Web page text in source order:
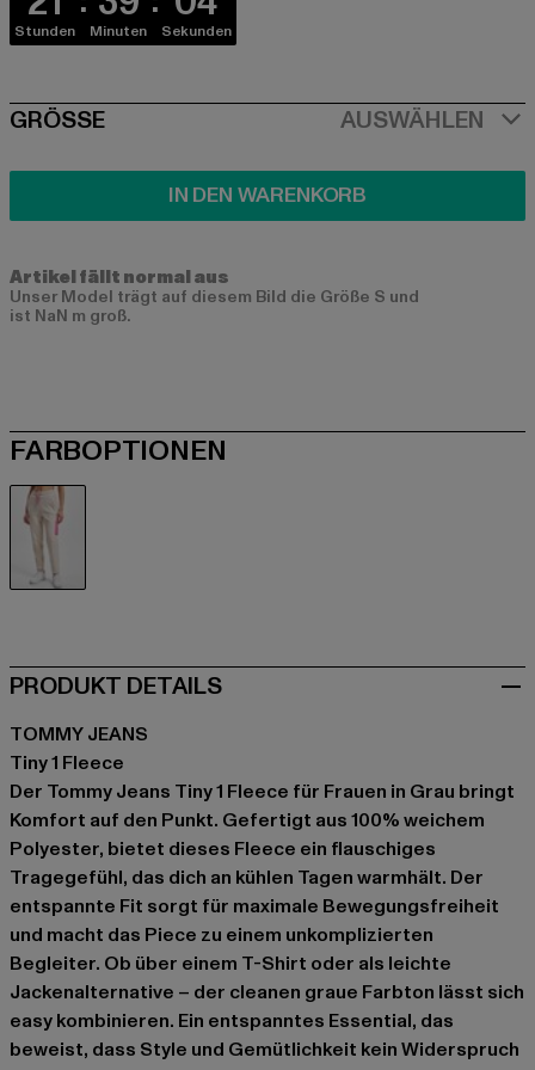
Stunden Minuten Sekunden
SIZE
GRÖSSE AUSWÄHLEN
IN DEN WARENKORB
Artikel fällt normal aus
Unser Model trägt auf diesem Bild die Größe S und
ist NaN m groß.
FARBOPTIONEN
PRODUKT DETAILS
TOMMY JEANS
Tiny 1 Fleece
Der Tommy Jeans Tiny 1 Fleece für Frauen in Grau bringt
Komfort auf den Punkt. Gefertigt aus 100% weichem
Polyester, bietet dieses Fleece ein flauschiges
Tragegefühl, das dich an kühlen Tagen warmhält. Der
entspannte Fit sorgt für maximale Bewegungsfreiheit
und macht das Piece zu einem unkomplizierten
Begleiter. Ob über einem T-Shirt oder als leichte
Jackenalternative – der cleanen graue Farbton lässt sich
easy kombinieren. Ein entspanntes Essential, das
beweist, dass Style und Gemütlichkeit kein Widerspruch